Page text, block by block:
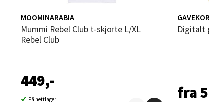
MOOMINARABIA
Mummi Rebel Club t-skjorte L/XL
Rebel Club
449,-
På nettlager
GAVEKORT
Digitalt
fra
Sartorvegen 12, 5353 Straume
Åpent i dag 10-21
0 i butikk